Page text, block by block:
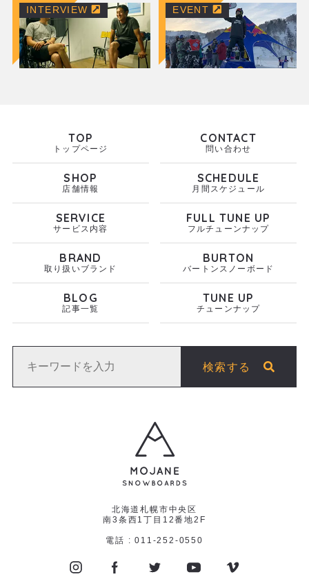
INTERVIEW EVENT
北海道札幌市中央区
南3条西1丁目12番地2F
電話 : 011-252-0550
TOP
トップページ
SHOP
店舗情報
SERVICE
サービス内容
BRAND
取り扱いブランド
BLOG
記事一覧
CONTACT
問い合わせ
SCHEDULE
月間スケジュール
FULL TUNE UP
フルチューンナップ
BURTON
バートンスノーボード
TUNE UP
チューンナップ
検索する